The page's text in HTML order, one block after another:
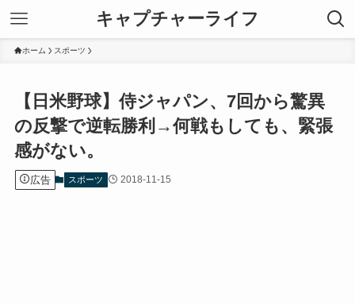
キャプチャーライフ
ホーム スポーツ
【日米野球】侍ジャパン、7回から驚異
の反撃で逆転勝利→何戦もしても、緊張
感がない。
広告 スポーツ 2018-11-15